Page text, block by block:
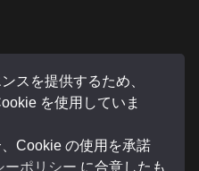
ー お問い合わせ
運営者情報
イページ
スを提供するため、
を使用していま
Cookie の使用を承諾
ーポリシー に合意したも